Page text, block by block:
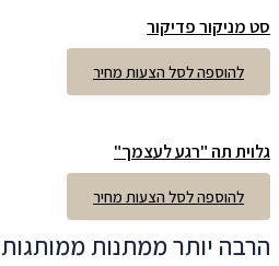
סט מניקור פדיקור
להוספה לסל הצעות מחיר
גלוית תה "רגע לעצמך"
להוספה לסל הצעות מחיר
הרבה יותר ממתנות ממותגות